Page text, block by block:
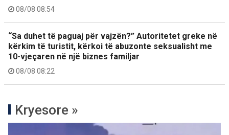
08/08 08:54
“Sa duhet të paguaj për vajzën?” Autoritetet greke në
kërkim të turistit, kërkoi të abuzonte seksualisht me
10-vjeçaren në një biznes familjar
08/08 08:22
Kryesore »